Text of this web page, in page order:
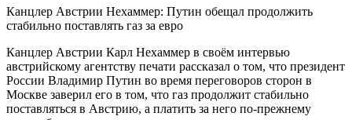
Канцлер Австрии Нехаммер: Путин обещал продолжить
стабильно поставлять газ за евро
Канцлер Австрии Карл Нехаммер в своём интервью
австрийскому агентству печати рассказал о том, что президент
России Владимир Путин во время переговоров сторон в
Москве заверил его в том, что газ продолжит стабильно
поставляться в Австрию, а платить за него по-прежнему